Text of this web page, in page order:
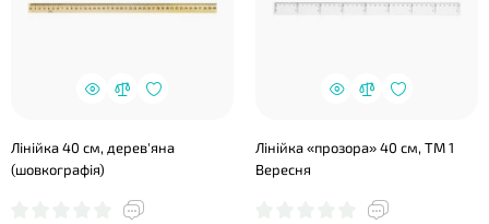
Лінійка 40 см, дерев'яна
(шовкографія)
Лінійка «прозора» 40 см, ТМ 1
Вересня